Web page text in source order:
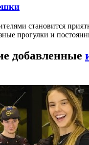
становится
прогулки и
добавленные